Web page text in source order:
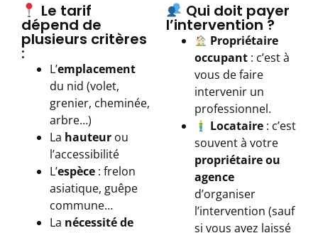
Le tarif
dépend de
plusieurs critères
:
L’emplacement
du nid (volet,
grenier, cheminée,
arbre…)
La hauteur ou
l’accessibilité
L’espèce : frelon
asiatique, guêpe
commune…
La nécessité de
Qui doit payer
l’intervention ?
Propriétaire
occupant : c’est à
vous de faire
intervenir un
professionnel.
Locataire : c’est
souvent à votre
propriétaire ou
agence
d’organiser
l’intervention (sauf
si vous avez laissé